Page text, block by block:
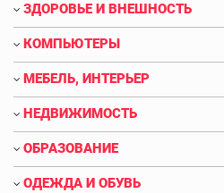
ЗДОРОВЬЕ И ВНЕШНОСТЬ
КОМПЬЮТЕРЫ
МЕБЕЛЬ, ИНТЕРЬЕР
НЕДВИЖИМОСТЬ
ОБРАЗОВАНИЕ
ОДЕЖДА И ОБУВЬ